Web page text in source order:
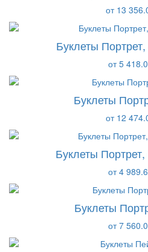
от 13
Буклеты
от 5
Буклеты
от 12
Буклеты
от 4
Буклеты
от 7